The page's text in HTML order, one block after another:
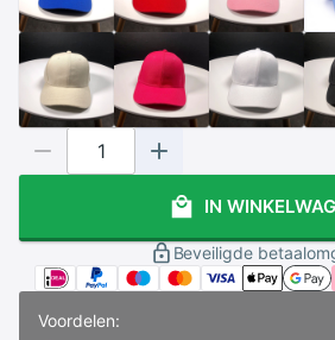
IN
Beveiligde
Voordelen: